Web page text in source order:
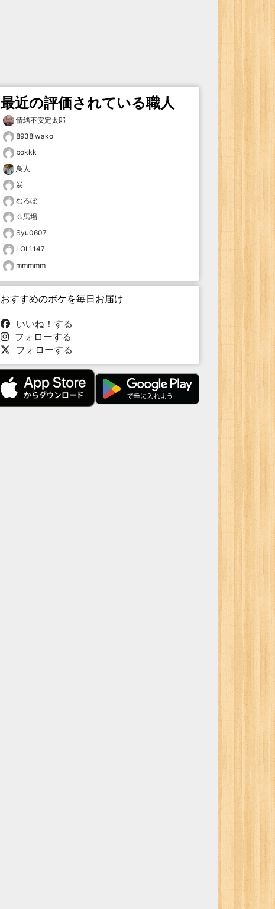
最近の評価されている職人
情緒不安定太郎
8938iwako
bokkk
鳥人
炭
むろぼ
Ｇ馬場
Syu0607
LOL1147
mmmmm
おすすめのボケを毎日お届け
いいね！する
フォローする
フォローする